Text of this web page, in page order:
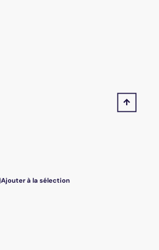
Ajouter à la sélection